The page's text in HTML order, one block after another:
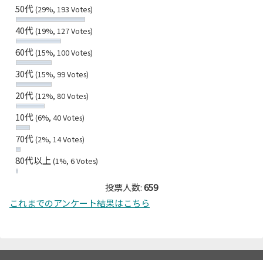
50代(29%, 193 Votes)
40代(19%, 127 Votes)
60代(15%, 100 Votes)
30代(15%, 99 Votes)
20代(12%, 80 Votes)
10代(6%, 40 Votes)
70代(2%, 14 Votes)
80代以上 (1%, 6 Votes)
投票人数:659
これまでのアンケート結果はこちら